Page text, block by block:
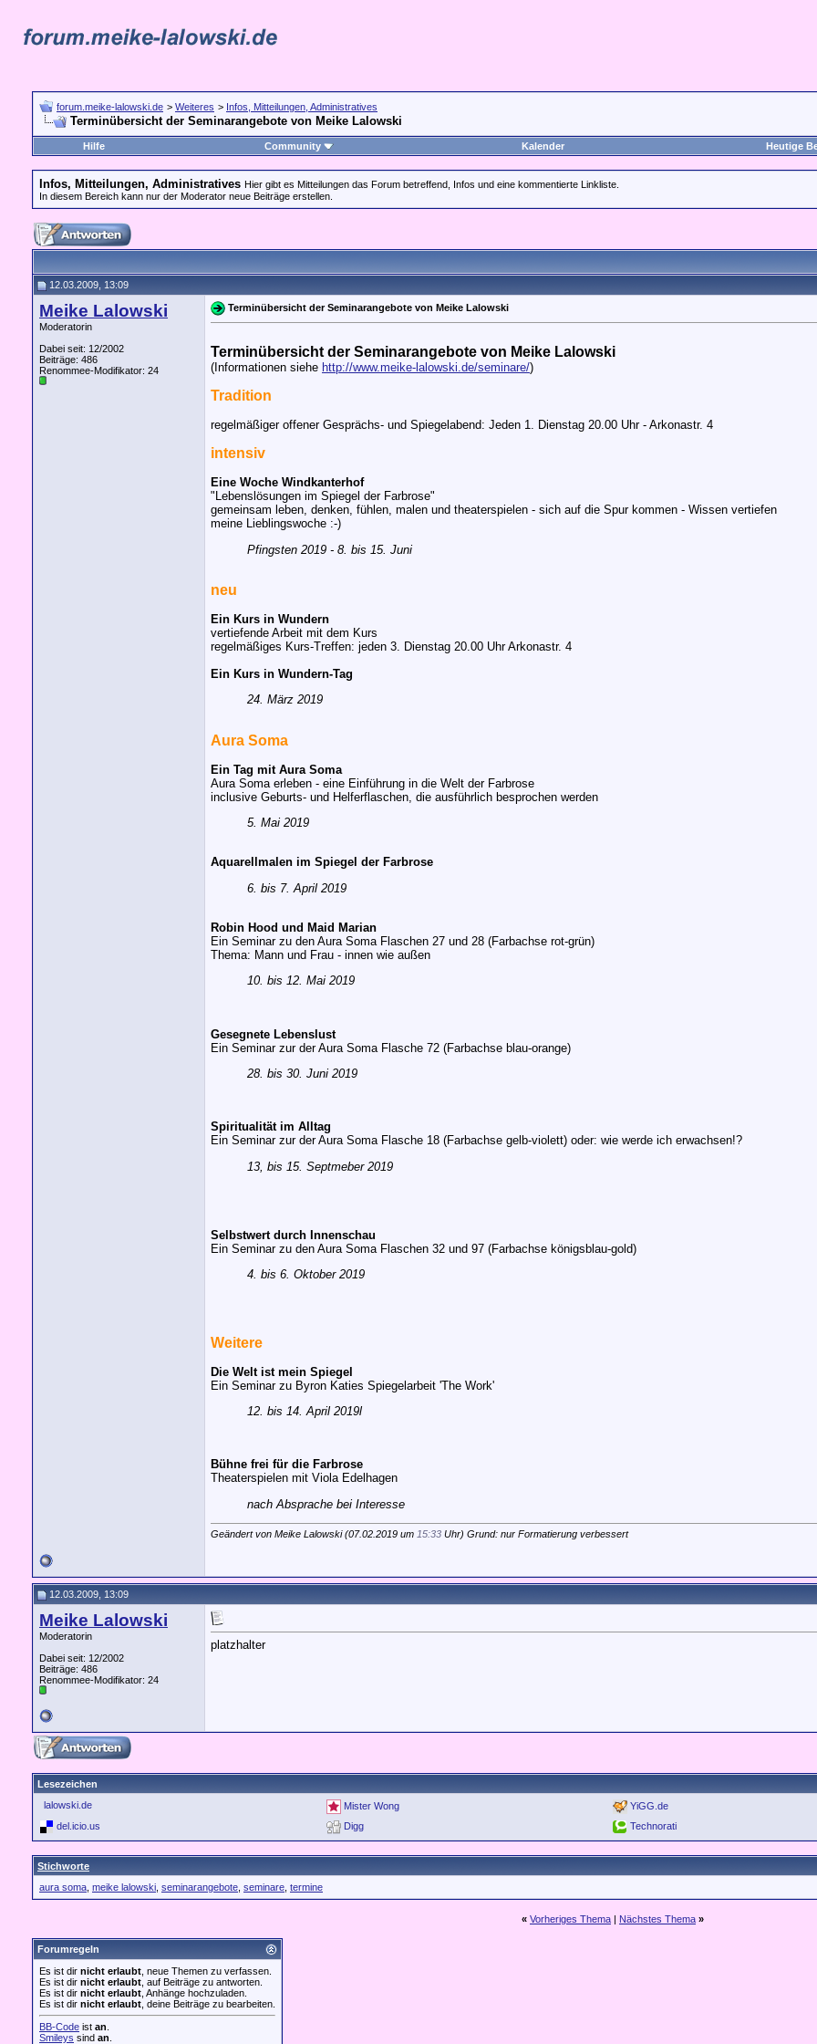
forum.meike-lalowski.de > Weiteres > Infos, Mitteilungen, Administratives
Terminübersicht der Seminarangebote von Meike Lalowski
Hilfe Community Kalender Heutige
Infos, Mitteilungen, Administratives Hier gibt es Mitteilungen das Forum betreffend, Infos und eine kommentierte Linkliste.
In diesem Bereich kann nur der Moderator neue Beiträge erstellen.
12.03.2009, 13:09
Meike Lalowski
Moderatorin
Dabei seit: 12/2002
Beiträge: 486
Renommee-Modifikator: 24
Terminübersicht der Seminarangebote von Meike Lalowski
Terminübersicht der Seminarangebote von Meike Lalowski
(Informationen siehe http://www.meike-lalowski.de/seminare/)
Tradition
regelmäßiger offener Gesprächs- und Spiegelabend: Jeden 1. Dienstag 20.00 Uhr - Arkonastr. 4
intensiv
Eine Woche Windkanterhof
"Lebenslösungen im Spiegel der Farbrose"
gemeinsam leben, denken, fühlen, malen und theaterspielen - sich auf die Spur kommen - Wissen vertiefen
meine Lieblingswoche :-)
Pfingsten 2019 - 8. bis 15. Juni
neu
Ein Kurs in Wundern
vertiefende Arbeit mit dem Kurs
regelmäßiges Kurs-Treffen: jeden 3. Dienstag 20.00 Uhr Arkonastr. 4
Ein Kurs in Wundern-Tag
24. März 2019
Aura Soma
Ein Tag mit Aura Soma
Aura Soma erleben - eine Einführung in die Welt der Farbrose
inclusive Geburts- und Helferflaschen, die ausführlich besprochen werden
5. Mai 2019
Aquarellmalen im Spiegel der Farbrose
6. bis 7. April 2019
Robin Hood und Maid Marian
Ein Seminar zu den Aura Soma Flaschen 27 und 28 (Farbachse rot-grün)
Thema: Mann und Frau - innen wie außen
10. bis 12. Mai 2019
Gesegnete Lebenslust
Ein Seminar zur der Aura Soma Flasche 72 (Farbachse blau-orange)
28. bis 30. Juni 2019
Spiritualität im Alltag
Ein Seminar zur der Aura Soma Flasche 18 (Farbachse gelb-violett) oder: wie werde ich erwachsen!?
13, bis 15. Septmeber 2019
Selbstwert durch Innenschau
Ein Seminar zu den Aura Soma Flaschen 32 und 97 (Farbachse königsblau-gold)
4. bis 6. Oktober 2019
Weitere
Die Welt ist mein Spiegel
Ein Seminar zu Byron Katies Spiegelarbeit 'The Work'
12. bis 14. April 2019l
Bühne frei für die Farbrose
Theaterspielen mit Viola Edelhagen
nach Absprache bei Interesse
Geändert von Meike Lalowski (07.02.2019 um 15:33 Uhr) Grund: nur Formatierung verbessert
12.03.2009, 13:09
Meike Lalowski
Moderatorin
Dabei seit: 12/2002
Beiträge: 486
Renommee-Modifikator: 24
platzhalter
Lesezeichen
lalowski.de
Mister Wong
YiGG.de
del.icio.us
Digg Technorati
Stichworte
aura soma meike lalowski seminarangebote seminare termine
« Vorheriges Thema | Nächstes Thema »
Forumregeln
Es ist dir nicht erlaubt , neue Themen zu verfassen.
Es ist dir nicht erlaubt , auf Beiträge zu antworten.
Es ist dir nicht erlaubt , Anhänge hochzuladen.
Es ist dir nicht erlaubt , deine Beiträge zu bearbeiten.
BB-Code ist an
Smileys sind an